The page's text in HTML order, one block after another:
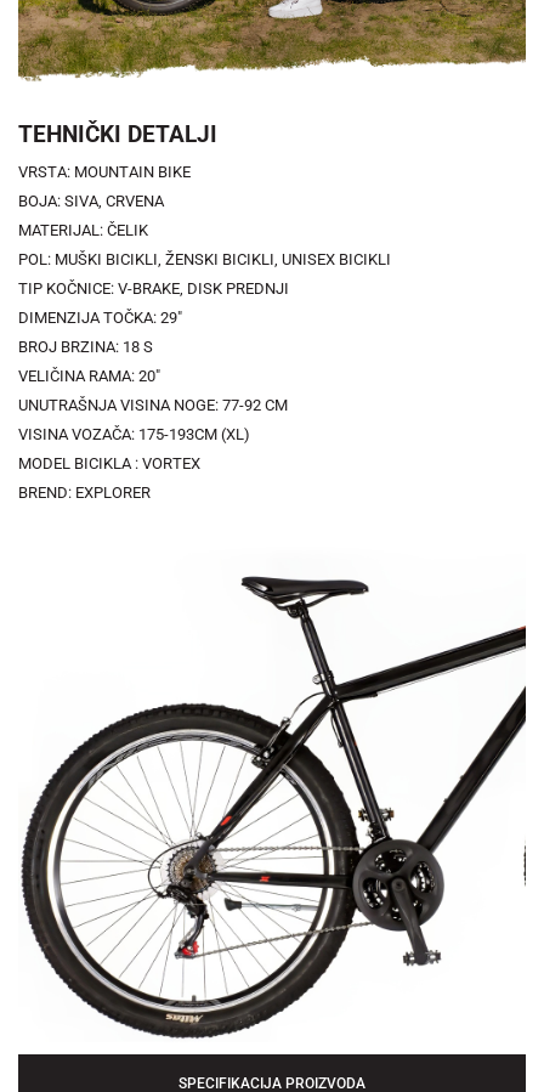
TEHNIČKI DETALJI
VRSTA: MOUNTAIN BIKE
BOJA: SIVA, CRVENA
MATERIJAL: ČELIK
POL: MUŠKI BICIKLI, ŽENSKI BICIKLI, UNISEX BICIKLI
TIP KOČNICE: V-BRAKE, DISK PREDNJI
DIMENZIJA TOČKA: 29"
BROJ BRZINA: 18 S
VELIČINA RAMA: 20"
UNUTRAŠNJA VISINA NOGE: 77-92 CM
VISINA VOZAČA: 175-193CM (XL)
MODEL BICIKLA : VORTEX
BREND: EXPLORER
SPECIFIKACIJA PROIZVODA